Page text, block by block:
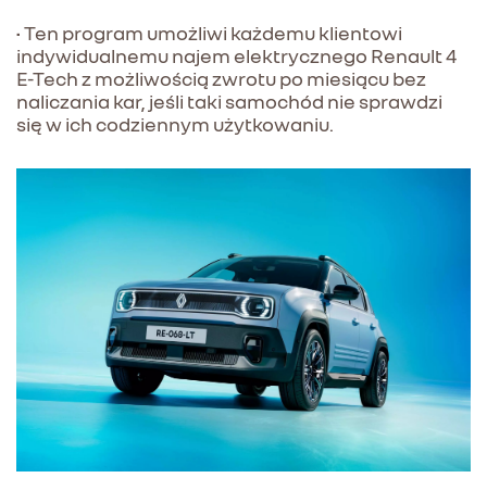
• Ten program umożliwi każdemu klientowi
indywidualnemu najem elektrycznego Renault 4
E-Tech z możliwością zwrotu po miesiącu bez
naliczania kar, jeśli taki samochód nie sprawdzi
się w ich codziennym użytkowaniu.